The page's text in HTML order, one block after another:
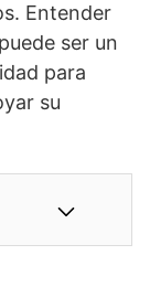
Entender
ser un
para
su